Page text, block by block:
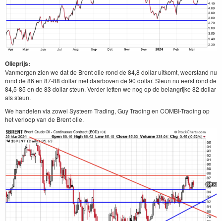
Olieprijs:
Vanmorgen zien we dat de Brent olie rond de 84,8 dollar uitkomt, weerstand nu
rond de 86 en 87-88 dollar met daarboven de 90 dollar. Steun nu eerst rond de
84,5-85 en de 83 dollar steun. Verder letten we nog op de belangrijke 82 dollar
als steun.
We handelen via zowel Systeem Trading, Guy Trading en COMBI-Trading op
het verloop van de Brent olie.